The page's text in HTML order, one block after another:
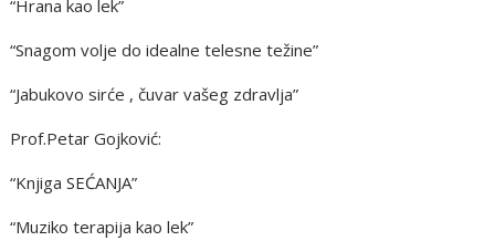
“Hrana kao lek”
“Snagom volje do idealne telesne težine”
“Jabukovo sirće , čuvar vašeg zdravlja”
Prof.Petar Gojković:
“Knjiga SEĆANJA”
“Muziko terapija kao lek”